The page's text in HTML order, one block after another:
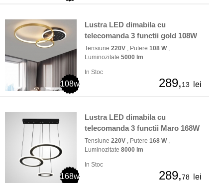
108w
Lustra LED dimabila cu
telecomanda 3 functii gold 108W
Tensiune 220V , Putere 108 W,
Luminozitate 5000 lm
In Stoc
289,13 lei
168w
Lustra LED dimabila cu
telecomanda 3 functii Maro 168W
Tensiune 220V , Putere 168 W,
Luminozitate 8000 lm
In Stoc
289,78 lei